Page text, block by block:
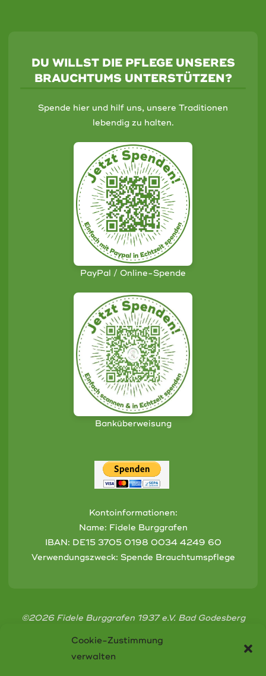
Cookie-Zustimmung
verwalten
DU WILLST DIE PFLEGE UNSERES
BRAUCHTUMS UNTERSTÜTZEN?
Spende hier und hilf uns, unsere Traditionen
lebendig zu halten.
PayPal / Online-Spende
Banküberweisung
Kontoinformationen:
Name: Fidele Burggrafen
IBAN: DE15 3705 0198 0034 4249 60
Verwendungszweck: Spende Brauchtumspflege
©2026 Fidele Burggrafen 1937 e.V. Bad Godesberg